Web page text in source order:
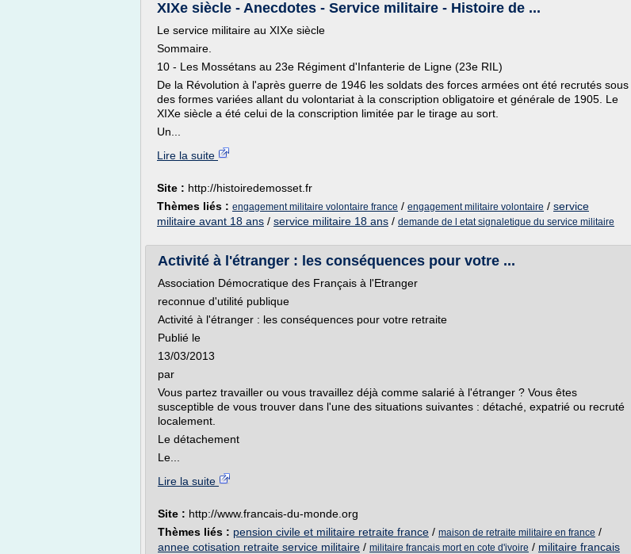
XIXe siècle - Anecdotes - Service militaire - Histoire de ...
Le service militaire au XIXe siècle
Sommaire.
10 - Les Mossétans au 23e Régiment d'Infanterie de Ligne (23e RIL)
De la Révolution à l'après guerre de 1946 les soldats des forces armées ont été recrutés sous
des formes variées allant du volontariat à la conscription obligatoire et générale de 1905. Le
XIXe siècle a été celui de la conscription limitée par le tirage au sort.
Un...
Lire la suite
Site : http://histoiredemosset.fr
Thèmes liés : engagement militaire volontaire france / engagement militaire volontaire / service
militaire avant 18 ans / service militaire 18 ans / demande de l etat signaletique du service militaire
Activité à l'étranger : les conséquences pour votre ...
Association Démocratique des Français à l'Etranger
reconnue d'utilité publique
Activité à l'étranger : les conséquences pour votre retraite
Publié le
13/03/2013
par
Vous partez travailler ou vous travaillez déjà comme salarié à l'étranger ? Vous êtes
susceptible de vous trouver dans l'une des situations suivantes : détaché, expatrié ou recruté
localement.
Le détachement
Le...
Lire la suite
Site : http://www.francais-du-monde.org
Thèmes liés : pension civile et militaire retraite france / maison de retraite militaire en france /
annee cotisation retraite service militaire / militaire francais mort en cote d'ivoire / militaire francais